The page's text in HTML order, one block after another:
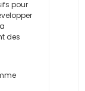
pour
des